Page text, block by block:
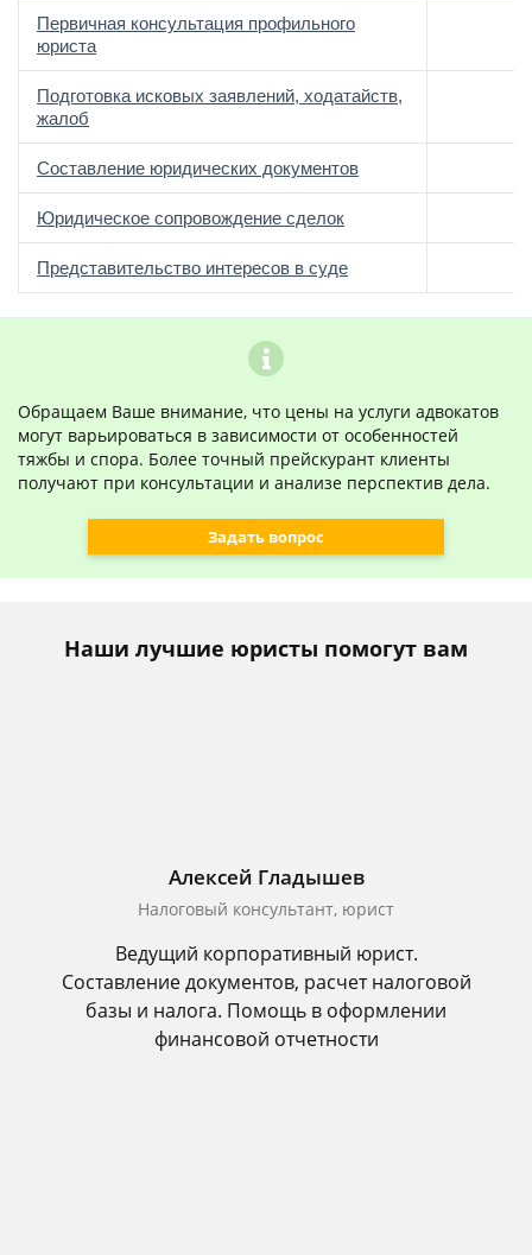
Первичная консультация профильного
юриста
Подготовка исковых заявлений, ходатайств,
жалоб
Составление юридических документов
Юридическое сопровождение сделок
Представительство интересов в суде
Обращаем Ваше внимание, что цены на услуги адвокатов
могут варьироваться в зависимости от особенностей
тяжбы и спора. Более точный прейскурант клиенты
получают при консультации и анализе перспектив дела.
Задать вопрос
Наши лучшие юристы помогут вам
Алексей Гладышев
Налоговый консультант, юрист
Ведущий корпоративный юрист.
Составление документов, расчет налоговой
базы и налога. Помощь в оформлении
финансовой отчетности